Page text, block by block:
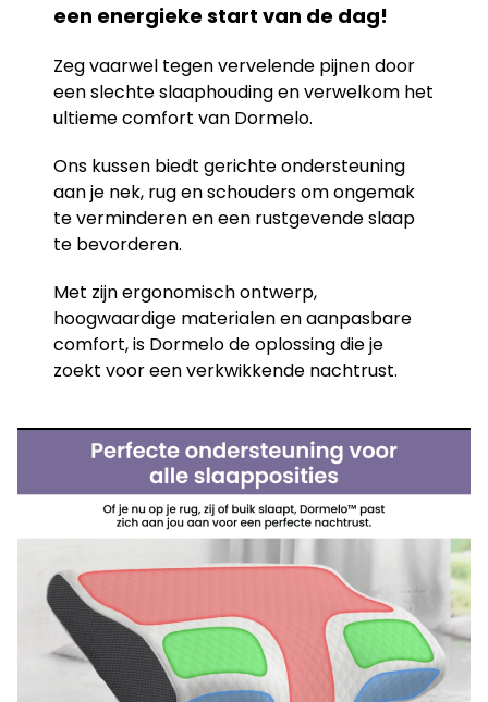
een energieke start van de dag!
Zeg vaarwel tegen vervelende pijnen door
een slechte slaaphouding en verwelkom het
ultieme comfort van Dormelo.
Ons kussen biedt gerichte ondersteuning
aan je nek, rug en schouders om ongemak
te verminderen en een rustgevende slaap
te bevorderen.
Met zijn ergonomisch ontwerp,
hoogwaardige materialen en aanpasbare
comfort, is Dormelo de oplossing die je
zoekt voor een verkwikkende nachtrust.